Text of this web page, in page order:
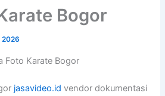
Bogor
2026
Foto Karate Bogor
jasavideo.id vendor dokumentasi